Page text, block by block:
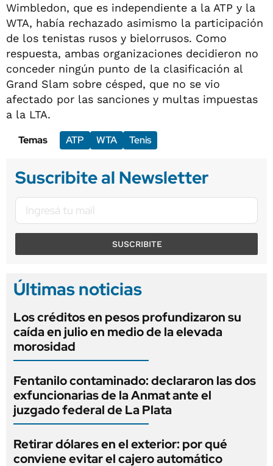
Wimbledon, que es independiente a la ATP y la
WTA, había rechazado asimismo la participación
de los tenistas rusos y bielorrusos. Como
respuesta, ambas organizaciones decidieron no
conceder ningún punto de la clasificación al
Grand Slam sobre césped, que no se vio
afectado por las sanciones y multas impuestas
a la LTA.
Temas
ATP WTA Tenis
Suscribite al Newsletter
SUSCRIBITE
Últimas noticias
Los créditos en pesos profundizaron su
caída en julio en medio de la elevada
morosidad
Fentanilo contaminado: declararon las dos
exfuncionarias de la Anmat ante el
juzgado federal de La Plata
Retirar dólares en el exterior: por qué
conviene evitar el cajero automático